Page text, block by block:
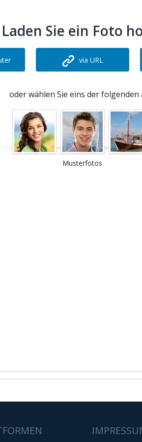
Laden Sie ein Foto
via URL
oder wählen Sie eins der folgenden
Musterfotos